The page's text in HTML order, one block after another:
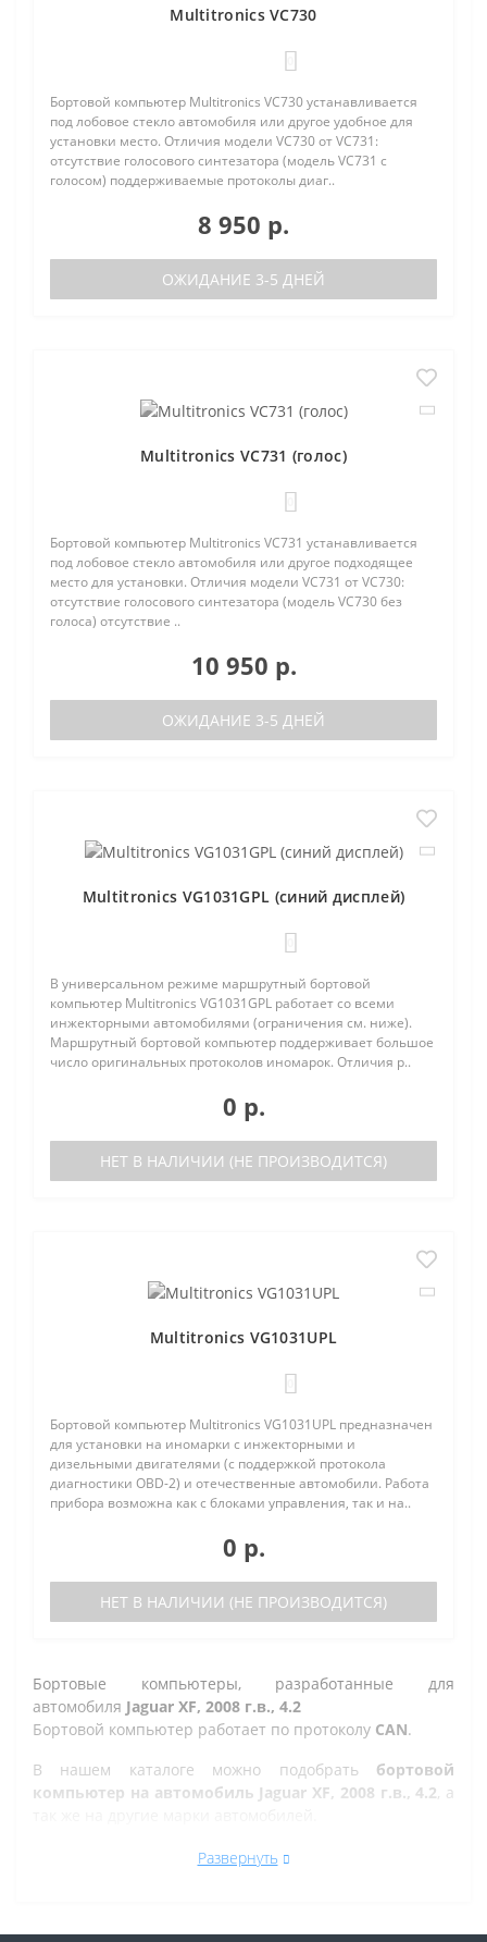
Multitronics VC730
Бортовой компьютер Multitronics VC730 устанавливается
под лобовое стекло автомобиля или другое удобное для
установки место. Отличия модели VC730 от VC731:
отсутствие голосового синтезатора (модель VC731 с
голосом) поддерживаемые протоколы диаг..
8 950 р.
ОЖИДАНИЕ 3-5 ДНЕЙ
Multitronics VC731 (голос)
Бортовой компьютер Multitronics VC731 устанавливается
под лобовое стекло автомобиля или другое подходящее
место для установки. Отличия модели VC731 от VC730:
отсутствие голосового синтезатора (модель VC730 без
голоса) отсутствие ..
10 950 р.
ОЖИДАНИЕ 3-5 ДНЕЙ
Multitronics VG1031GPL (синий дисплей)
В универсальном режиме маршрутный бортовой
компьютер Multitronics VG1031GPL работает со всеми
инжекторными автомобилями (ограничения см. ниже).
Маршрутный бортовой компьютер поддерживает большое
число оригинальных протоколов иномарок. Отличия р..
0 р.
НЕТ В НАЛИЧИИ (НЕ ПРОИЗВОДИТСЯ)
Multitronics VG1031UPL
Бортовой компьютер Multitronics VG1031UPL предназначен
для установки на иномарки с инжекторными и
дизельными двигателями (с поддержкой протокола
диагностики OBD-2) и отечественные автомобили. Работа
прибора возможна как с блоками управления, так и на..
0 р.
НЕТ В НАЛИЧИИ (НЕ ПРОИЗВОДИТСЯ)
Бортовые компьютеры, разработанные для
автомобиля Jaguar XF, 2008 г.в., 4.2
Бортовой компьютер работает по протоколу CAN.
В нашем каталоге можно подобрать бортовой
компьютер на автомобиль Jaguar XF, 2008 г.в., 4.2, а
Все рано или поздно в Златоусте сталкиваются с
Развернуть